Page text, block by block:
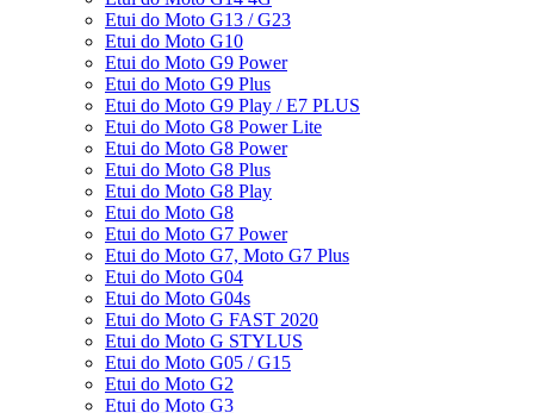
Etui do Moto G13 / G23
Etui do Moto G10
Etui do Moto G9 Power
Etui do Moto G9 Plus
Etui do Moto G9 Play / E7 PLUS
Etui do Moto G8 Power Lite
Etui do Moto G8 Power
Etui do Moto G8 Plus
Etui do Moto G8 Play
Etui do Moto G8
Etui do Moto G7 Power
Etui do Moto G7, Moto G7 Plus
Etui do Moto G04
Etui do Moto G04s
Etui do Moto G FAST 2020
Etui do Moto G STYLUS
Etui do Moto G05 / G15
Etui do Moto G2
Etui do Moto G3